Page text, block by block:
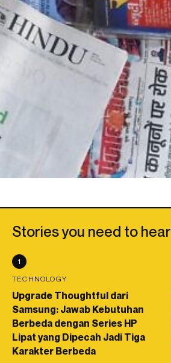
Stories you need to hear
1
TECHNOLOGY
Upgrade Thoughtful dari
Samsung: Jawab Kebutuhan
Berbeda dengan Series HP
Lipat yang Dipecah Jadi Tiga
Karakter Berbeda